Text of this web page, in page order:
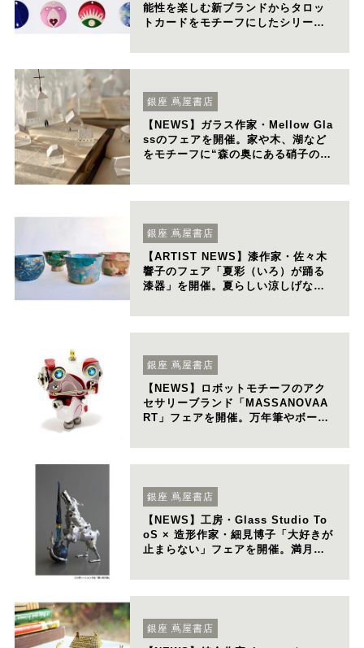
能性を楽しむ新ブランドからタロッ
トカードをモチーフにしたシリーズ
POP UPフェアにて初の店頭販売を
銀座 蔦屋書店
【NEWS】ガラス作家・Mellow Gla
ssのフェアを開催。家や木、湖など
をモチーフに“森の奥にある硝子の街
銀座 蔦屋書店
【ARTIST NEWS】漆作家・佐々木
響子のフェア「夏彩（いろ）が踊る
漆器」を開催。夏らしい涼しげなカ
銀座 蔦屋書店
【NEWS】ロボットモチーフのアク
セサリーブランド「MASSANOVAA
RT」フェアを開催。万年筆やボール
なオリジナル作品を販売。
銀座 蔦屋書店
【NEWS】工房・Glass Studio To
oS × 造形作家・細見博子「大好きが
止まらない」フェアを開催。満月に
ボレーション作品を発表。
銀座 蔦屋書店